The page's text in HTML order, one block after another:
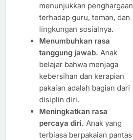
menunjukkan penghargaan
terhadap guru, teman, dan
lingkungan sosialnya.
Menumbuhkan rasa
tanggung jawab. Anak
belajar bahwa menjaga
kebersihan dan kerapian
pakaian adalah bagian dari
disiplin diri.
Meningkatkan rasa
percaya diri. Anak yang
terbiasa berpakaian pantas